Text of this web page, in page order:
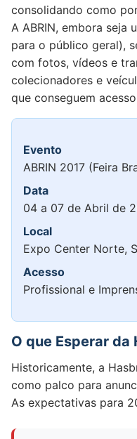
consolidando como
A ABRIN, embora seja
para o público geral),
com fotos, vídeos e
colecionadores e
que conseguem
Evento
ABRIN 2017 (Feira
Data
04 a 07 de Abril de
Local
Expo Center Norte,
Acesso
Profissional e
O que Esperar da
Historicamente, a
como palco para
As expectativas para